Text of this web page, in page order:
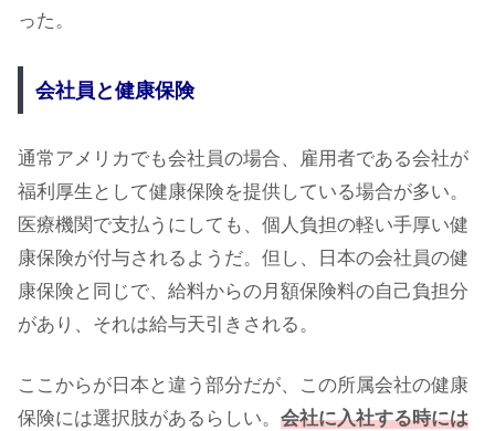
った。
会社員と健康保険
通常アメリカでも会社員の場合、雇用者である会社が
福利厚生として健康保険を提供している場合が多い。
医療機関で支払うにしても、個人負担の軽い手厚い健
康保険が付与されるようだ。但し、日本の会社員の健
康保険と同じで、給料からの月額保険料の自己負担分
があり、それは給与天引きされる。
ここからが日本と違う部分だが、この所属会社の健康
保険には選択肢があるらしい。 会社に入社する時には